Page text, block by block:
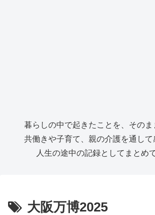
暮らしの中で起きたことを、そのま
共働きや子育て、親の介護を通し
人生の途中の記録としてまとめ
大阪万博2025